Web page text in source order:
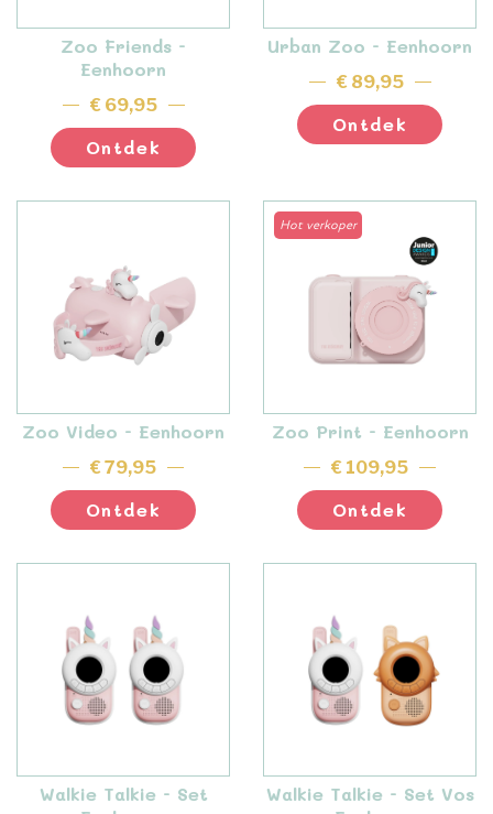
Zoo Friends -
Eenhoorn
€ 69,95
Ontdek
Urban Zoo - Eenhoorn
€ 89,95
Ontdek
Zoo Video - Eenhoorn
€ 79,95
Ontdek
Hot verkoper
Zoo Print - Eenhoorn
€ 109,95
Ontdek
Walkie Talkie - Set
Walkie Talkie - Set Vos